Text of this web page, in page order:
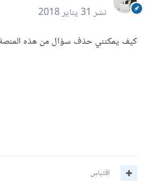
نشر31 يناير 2018
كيف يمكنني حذف سؤال من هذه المنصة
اقتباس